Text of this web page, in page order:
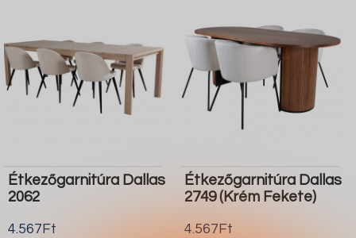
Étkezőgarnitúra Dallas
2062
4.567Ft
Étkezőgarnitúra Dallas
2749 (Krém Fekete)
4.567Ft